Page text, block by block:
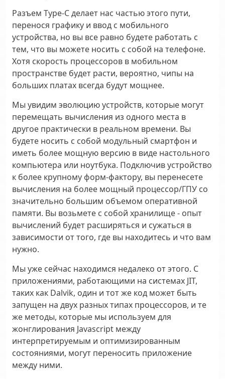
Разъем Type-C делает нас частью этого пути,
перенося графику и ввод с мобильного
устройства, но вы все равно будете работать с
тем, что вы можете носить с собой на телефоне.
Хотя скорость процессоров в мобильном
пространстве будет расти, вероятно, чипы на
больших платах всегда будут мощнее.
Мы увидим эволюцию устройств, которые могут
перемещать вычисления из одного места в
другое практически в реальном времени. Вы
будете носить с собой модульный смартфон и
иметь более мощную версию в виде настольного
компьютера или ноутбука. Подключив устройство
к более крупному форм-фактору, вы перенесете
вычисления на более мощный процессор/ГПУ со
значительно большим объемом оперативной
памяти. Вы возьмете с собой хранилище - опыт
вычислений будет расширяться и сужаться в
зависимости от того, где вы находитесь и что вам
нужно.
Мы уже сейчас находимся недалеко от этого. С
приложениями, работающими на системах JIT,
таких как Dalvik, один и тот же код может быть
запущен на двух разных типах процессоров, и те
же методы, которые мы используем для
жонглирования Javascript между
интерпретируемым и оптимизированным
состояниями, могут переносить приложение
между ними.